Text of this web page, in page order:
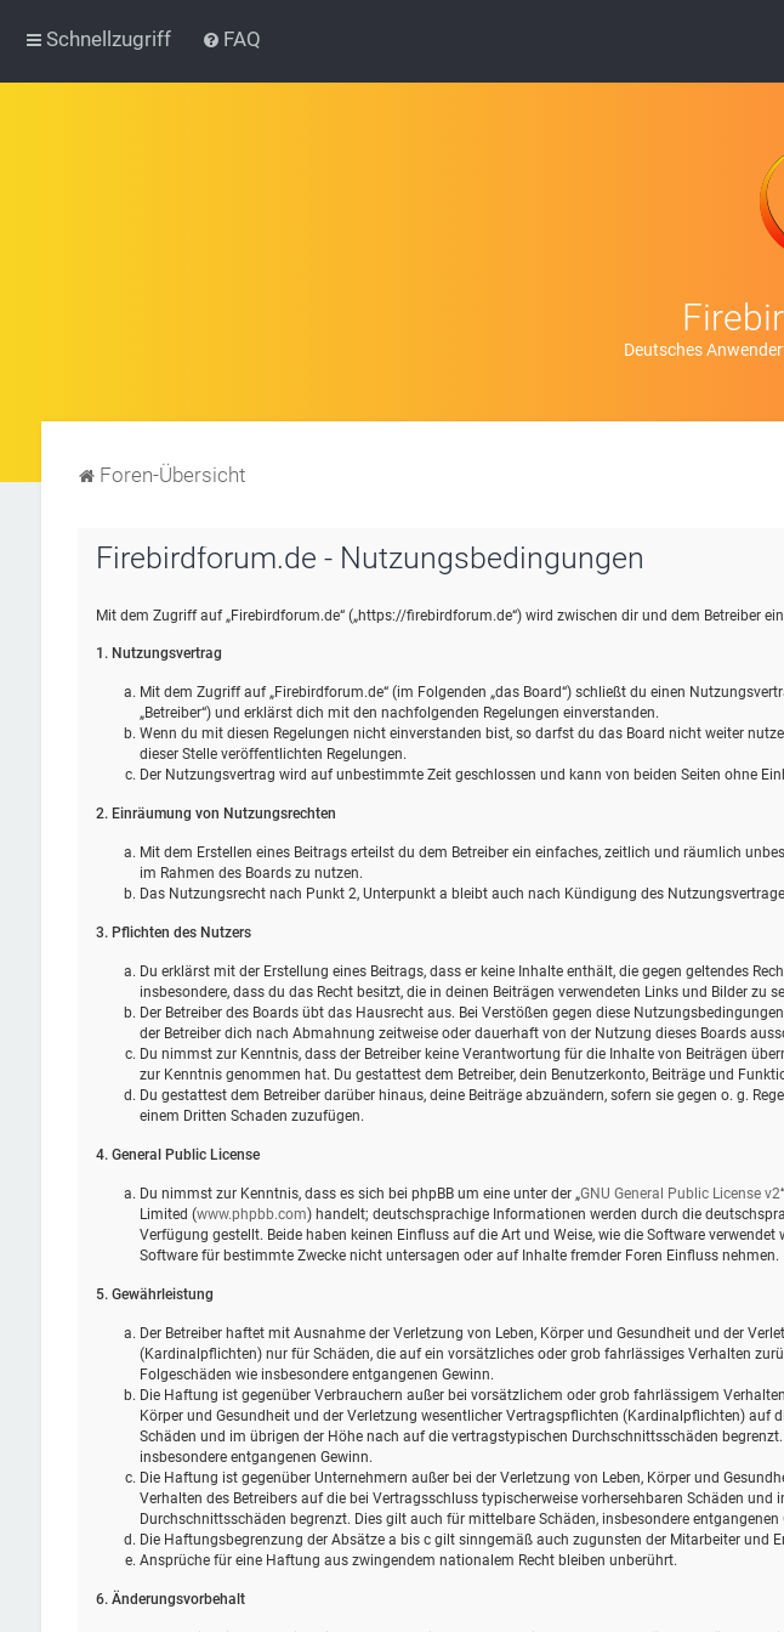
Schnellzugriff FAQ
Deutsches
Foren-Übersicht
Firebirdforum.de - Nutzungsbedingungen
Mit dem Zugriff auf „Firebirdforum.de“ („https://firebirdforum.de“) wird zwischen dir und dem Betreiber
1. Nutzungsvertrag
Mit dem Zugriff auf „Firebirdforum.de“ (im Folgenden „das Board“) schließt du einen
„Betreiber“) und erklärst dich mit den nachfolgenden Regelungen einverstanden.
Wenn du mit diesen Regelungen nicht einverstanden bist, so darfst du das Board nicht weiter
dieser Stelle veröffentlichten Regelungen.
Der Nutzungsvertrag wird auf unbestimmte Zeit geschlossen und kann von beiden Seiten ohne
2. Einräumung von Nutzungsrechten
Mit dem Erstellen eines Beitrags erteilst du dem Betreiber ein einfaches, zeitlich und räumlich
im Rahmen des Boards zu nutzen.
Das Nutzungsrecht nach Punkt 2, Unterpunkt a bleibt auch nach Kündigung des
3. Pflichten des Nutzers
Du erklärst mit der Erstellung eines Beitrags, dass er keine Inhalte enthält, die gegen geltendes
insbesondere, dass du das Recht besitzt, die in deinen Beiträgen verwendeten Links und Bilder zu
Der Betreiber des Boards übt das Hausrecht aus. Bei Verstößen gegen diese
der Betreiber dich nach Abmahnung zeitweise oder dauerhaft von der Nutzung dieses Boards
Du nimmst zur Kenntnis, dass der Betreiber keine Verantwortung für die Inhalte von Beiträgen
zur Kenntnis genommen hat. Du gestattest dem Betreiber, dein Benutzerkonto, Beiträge und
Du gestattest dem Betreiber darüber hinaus, deine Beiträge abzuändern, sofern sie gegen o. g.
einem Dritten Schaden zuzufügen.
4. General Public License
Du nimmst zur Kenntnis, dass es sich bei phpBB um eine unter der „GNU General Public License v2
Limited (www.phpbb.com) handelt; deutschsprachige Informationen werden durch die
Verfügung gestellt. Beide haben keinen Einfluss auf die Art und Weise, wie die Software
Software für bestimmte Zwecke nicht untersagen oder auf Inhalte fremder Foren Einfluss nehmen.
5. Gewährleistung
Der Betreiber haftet mit Ausnahme der Verletzung von Leben, Körper und Gesundheit und der
(Kardinalpflichten) nur für Schäden, die auf ein vorsätzliches oder grob fahrlässiges Verhalten
Folgeschäden wie insbesondere entgangenen Gewinn.
Die Haftung ist gegenüber Verbrauchern außer bei vorsätzlichem oder grob fahrlässigem
Körper und Gesundheit und der Verletzung wesentlicher Vertragspflichten (Kardinalpflichten) auf
Schäden und im übrigen der Höhe nach auf die vertragstypischen Durchschnittsschäden
insbesondere entgangenen Gewinn.
Die Haftung ist gegenüber Unternehmern außer bei der Verletzung von Leben, Körper und
Verhalten des Betreibers auf die bei Vertragsschluss typischerweise vorhersehbaren Schäden
Durchschnittsschäden begrenzt. Dies gilt auch für mittelbare Schäden, insbesondere entgangenen
Die Haftungsbegrenzung der Absätze a bis c gilt sinngemäß auch zugunsten der Mitarbeiter und
Ansprüche für eine Haftung aus zwingendem nationalem Recht bleiben unberührt.
6. Änderungsvorbehalt